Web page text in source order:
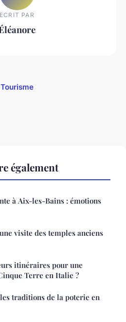
ECRIT PAR
également
à Aix-les-Bains : émotions
visite des temples anciens
itinéraires pour une
Terre en Italie ?
traditions de la poterie en